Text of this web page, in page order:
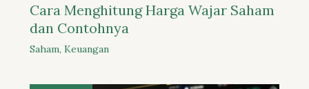
Cara Menghitung Harga Wajar Saham
dan Contohnya
Saham, Keuangan